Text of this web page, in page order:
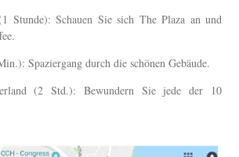
Stunde): Schauen Sie sich The Plaza an und
Spaziergang durch die schönen Gebäude.
(2 Std.): Bewundern Sie jede der 10